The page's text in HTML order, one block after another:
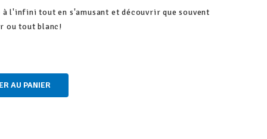
l'infini tout en s'amusant et découvrir que souvent
ou tout blanc!
AU PANIER